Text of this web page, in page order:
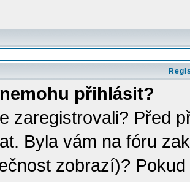
přihlásit?
zaregistrovali? Před
Byla vám na fóru
zobrazí)?